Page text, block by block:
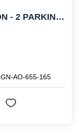
CROIX DAURADE T3 - BALCON - 2 PARKINGS
GN-AO-655-165